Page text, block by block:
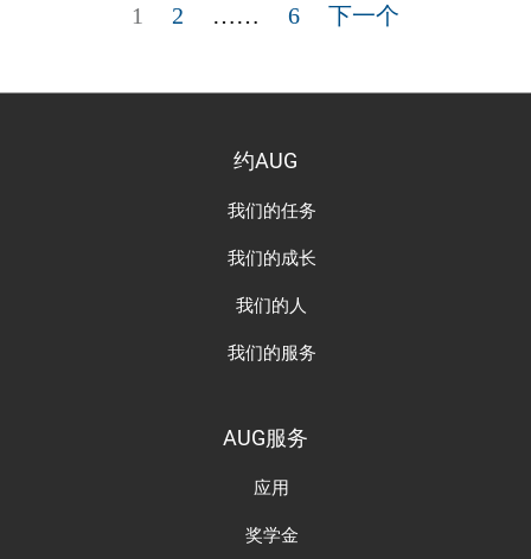
页
1 页
2 …… 页
6 下一个
约AUG
我们的任务
我们的成长
我们的人
我们的服务
AUG服务
应用
奖学金